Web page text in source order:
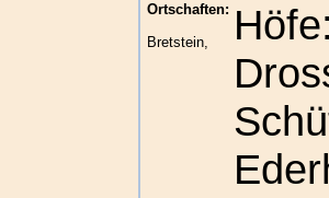
Ortschaften:
Bretstein,